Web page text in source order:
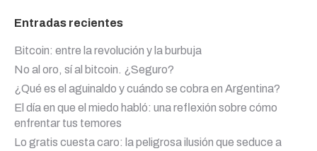
Entradas recientes
Bitcoin: entre la revolución y la burbuja
No al oro, sí al bitcoin. ¿Seguro?
¿Qué es el aguinaldo y cuándo se cobra en Argentina?
El día en que el miedo habló: una reflexión sobre cómo
enfrentar tus temores
Lo gratis cuesta caro: la peligrosa ilusión que seduce a